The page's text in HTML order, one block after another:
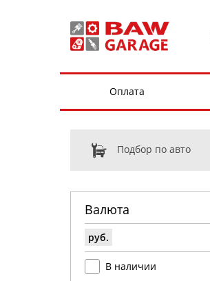
Оплата
Подбор по авто
Валюта
руб.
В наличии